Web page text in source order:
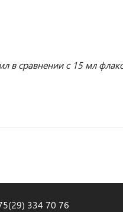
в сравнении с 15 мл
334 70 76